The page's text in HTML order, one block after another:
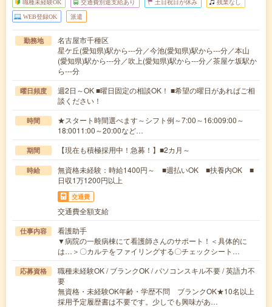
職種未経験OK 交通費別途支給あり 土日祝日が休み 残業なし
WEB登録OK 派遣
勤務地
名古屋市千種区
星ケ丘(愛知県)駅から---分／今池(愛知県)駅から---分／本山
(愛知県)駅から---分／吹上(愛知県)駅から---分／茶屋ケ坂駅か
ら---分
曜日頻度
週2日～OK ■曜日固定の相談OK！ ■希望の曜日があればご相
談ください！
時間
★スタート時間選べます～シフト例～7:00～16:009:00～
18:0011:00～20:00など…
期間 【現在も積極採用中！急募！】■2カ月～
時給
無資格未経験：時給1400円～ ■週払いOK ■扶養内OK ■
日収1万1200円以上
交通費
交通費全額支給
仕事内容
看護助手
▼病院の一般病棟にて看護師さんのサポート！＜具体的に
は…＞〇カルテをファイリングする〇チェックシート…
応募資格
職種未経験OK / ブランクOK / パソコンスキル不要 / 英語力不
要
無資格・未経験OK年齢・学歴不問 ブランクOK★10名以上
採用予定履歴書は不要です。少しでも興味があ…